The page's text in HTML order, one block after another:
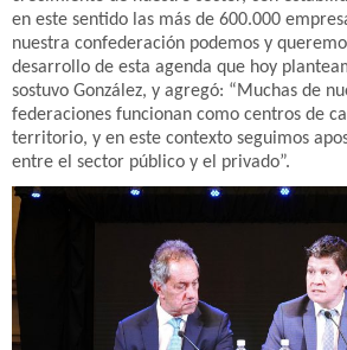
en este sentido las más de 600.000
nuestra confederación podemos y
desarrollo de esta agenda que hoy
sostuvo González, y agregó: “Muchas de
federaciones funcionan como centros de
territorio, y en este contexto seguimos
entre el sector público y el privado”.